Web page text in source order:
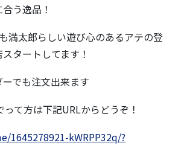
う逸品！
満太郎らしい遊び心のあるアテの登
タートしてます！
でも注文出来ます
て方は下記URLからどうぞ！
1645278921-kWRPP32q/?